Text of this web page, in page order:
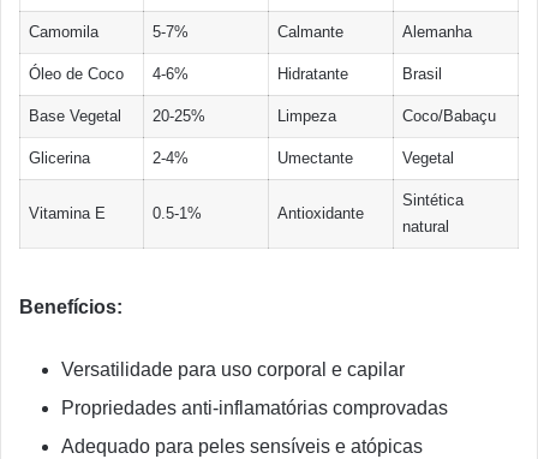
Camomila 5-7% Calmante Alemanha
Óleo de Coco 4-6% Hidratante Brasil
Base Vegetal 20-25% Limpeza Coco/Babaçu
Glicerina 2-4% Umectante Vegetal
Vitamina E 0.5-1% Antioxidante
Sintética
natural
Benefícios:
Versatilidade para uso corporal e capilar
Propriedades anti-inflamatórias comprovadas
Adequado para peles sensíveis e atópicas